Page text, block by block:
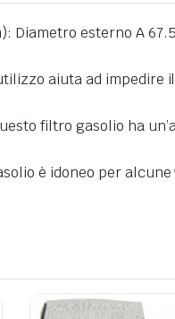
Diametro esterno A
utilizzo aiuta ad
questo filtro gasolio ha
è idoneo per